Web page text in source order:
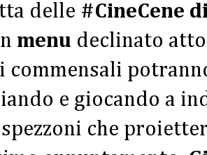
delle #CineCene
menu declinato
commensali
e giocando a
che